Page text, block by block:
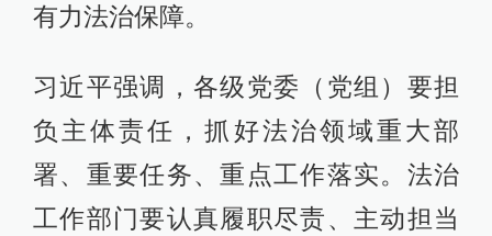
有力法治保障。
习近平强调，各级党委（党组）要担
负主体责任，抓好法治领域重大部
署、重要任务、重点工作落实。法治
工作部门要认真履职尽责、主动担当